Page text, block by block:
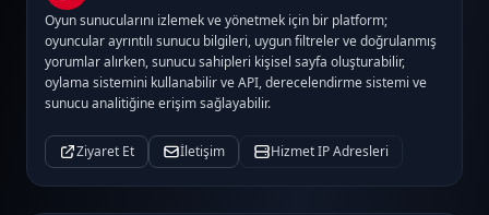
Oyun sunucularını izlemek ve yönetmek için bir platform;
oyuncular ayrıntılı sunucu bilgileri, uygun filtreler ve doğrulanmış
yorumlar alırken, sunucu sahipleri kişisel sayfa oluşturabilir,
oylama sistemini kullanabilir ve API, derecelendirme sistemi ve
sunucu analitiğine erişim sağlayabilir.
Ziyaret Et İletişim Hizmet IP Adresleri